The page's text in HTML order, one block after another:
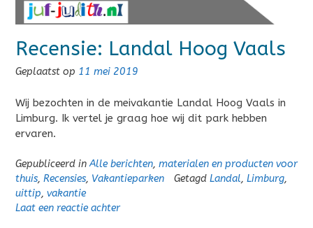
Recensie: Landal Hoog Vaals
Geplaatst op 11 mei 2019
Wij bezochten in de meivakantie Landal Hoog Vaals in
Limburg. Ik vertel je graag hoe wij dit park hebben
ervaren.
Gepubliceerd inAlle berichten, materialen en producten voor
thuis, Recensies, Vakantieparken Getagd Landal, Limburg,
uittip, vakantie
Laat een reactie achter